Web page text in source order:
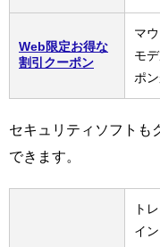
Web限定お得な
割引クーポン
マ
モ
ポ
セキュリティソフトも
できます。
ト
イ